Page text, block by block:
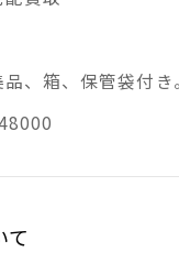
品、箱、保管袋付き
て